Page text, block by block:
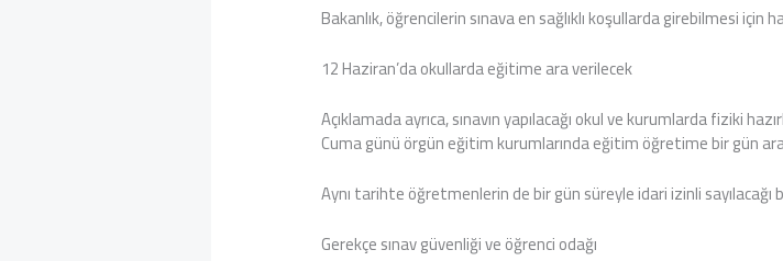
Bakanlık, öğrencilerin sınava en sağlıklı koşullarda girebilmesi
12 Haziran’da okullarda eğitime ara verilecek
Açıklamada ayrıca, sınavın yapılacağı okul ve kurumlarda fiziki
Cuma günü örgün eğitim kurumlarında eğitim öğretime bir gün
Aynı tarihte öğretmenlerin de bir gün süreyle idari izinli sayılacağı
Gerekçe sınav güvenliği ve öğrenci odağı